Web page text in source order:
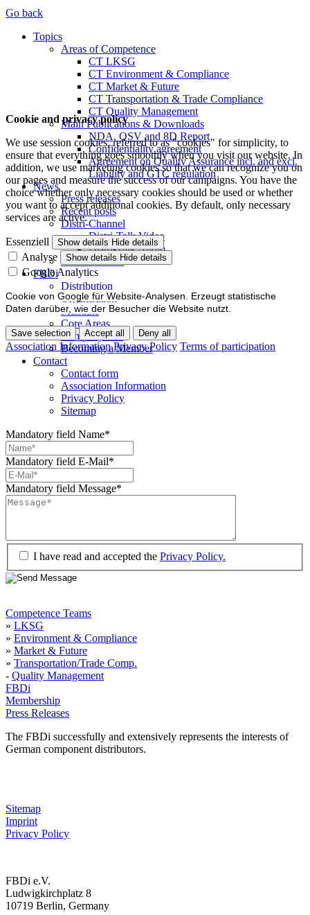
Go back
Topics
Areas of Competence
CT LKSG
CT Environment & Compliance
CT Market & Future
CT Transportation & Trade Compliance
CT Quality Management
Main Publications & Downloads
NDA, QSV and 8D Report
Confidentiality agreement
Agreement on Quality Assurance incl. and excl.
Liability and GTC regulation
News
Press releases
Recent posts
Distri-Channel
Distri-Talk Video
Distri-Talk Audio
Events / Dates
FBDi
Distribution
Organisation
Mandate
Core Areas
Company lists
Becoming a Member
Contact
Contact form
Association Information
Privacy Policy
Sitemap
Mandatory field Name*
Mandatory field E-Mail*
Mandatory field Message*
I have read and accepted the Privacy Policy.
Competence Teams
» LKSG
» Environment & Compliance
» Market & Future
» Transportation/Trade Comp.
- Quality Management
FBDi
Membership
Press Releases
The FBDi successfully and extensively represents the interests of
German component distributors.
Sitemap
Imprint
Privacy Policy
FBDi e.V.
Ludwigkirchplatz 8
10719 Berlin, Germany
Cookie and privacy policy
We use session cookies, referred to as "cookies" for simplicity, to
ensure that everything goes smoothly when you visit our website. In
addition, we use marketing cookies so that we can recognize you on
our pages and measure the success of our campaigns. You have the
choice whether only necessary cookies should be used or whether
you want to accept additional cookies. By default, only necessary
services are active.
Essenziell Show details Hide details
Analyse Show details Hide details
Google Analytics
Cookie von Google für Website-Analysen. Erzeugt statistische
Daten darüber, wie der Besucher die Website nutzt.
Save selection Accept all Deny all
Association Information Privacy Policy Terms of participation